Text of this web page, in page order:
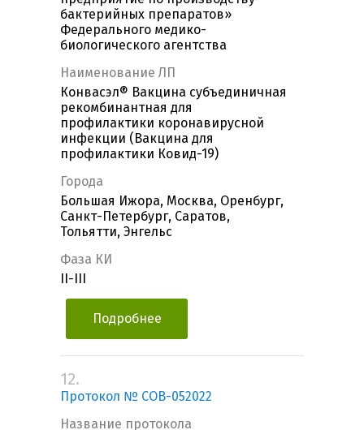
бактерийных препаратов»
Федерального медико-
биологического агентства
Наименование ЛП
Конвасэл® Вакцина субъединичная
рекомбинантная для
профилактики коронавирусной
инфекции (Вакцина для
профилактики Ковид-19)
Города
Большая Ижора, Москва, Оренбург,
Санкт-Петербург, Саратов,
Тольятти, Энгельс
Фаза КИ
II-III
Подробнее
12.
Протокол № COB-052022
Название протокола